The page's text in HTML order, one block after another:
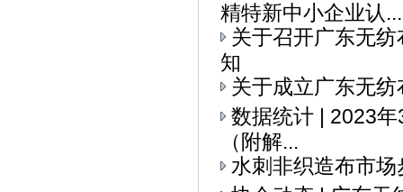
精特新中小企业认...
关于召开广东无
知
关于成立广东无
数据统计 | 2023
（附解...
水刺非织造布市